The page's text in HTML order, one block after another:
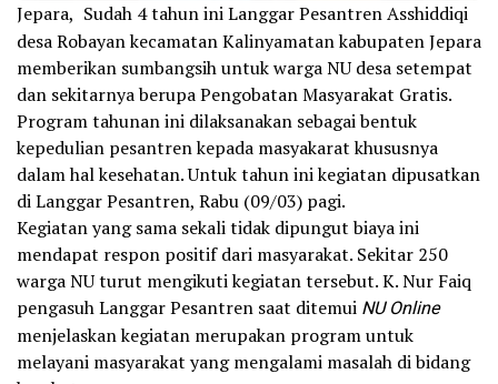
Jepara, Sudah 4 tahun ini Langgar Pesantren Asshiddiqi
desa Robayan kecamatan Kalinyamatan kabupaten Jepara
memberikan sumbangsih untuk warga NU desa setempat
dan sekitarnya berupa Pengobatan Masyarakat Gratis.
Program tahunan ini dilaksanakan sebagai bentuk
kepedulian pesantren kepada masyakarat khususnya
dalam hal kesehatan. Untuk tahun ini kegiatan dipusatkan
di Langgar Pesantren, Rabu (09/03) pagi.
Kegiatan yang sama sekali tidak dipungut biaya ini
mendapat respon positif dari masyarakat. Sekitar 250
warga NU turut mengikuti kegiatan tersebut. K. Nur Faiq
pengasuh Langgar Pesantren saat ditemui NU Online
menjelaskan kegiatan merupakan program untuk
melayani masyarakat yang mengalami masalah di bidang